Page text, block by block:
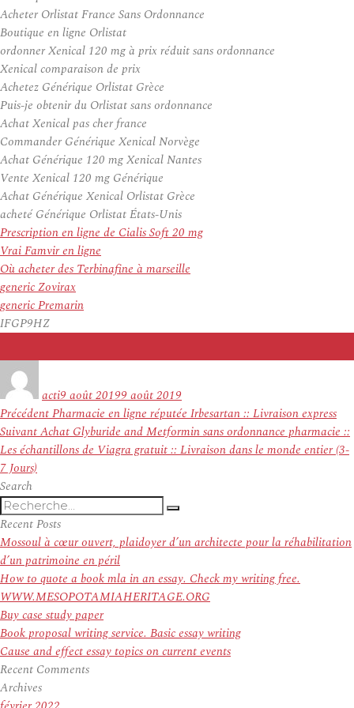
Acheter Orlistat France Sans Ordonnance
Boutique en ligne Orlistat
ordonner Xenical 120 mg à prix réduit sans ordonnance
Xenical comparaison de prix
Achetez Générique Orlistat Grèce
Puis-je obtenir du Orlistat sans ordonnance
Achat Xenical pas cher france
Commander Générique Xenical Norvège
Achat Générique 120 mg Xenical Nantes
Vente Xenical 120 mg Générique
Achat Générique Xenical Orlistat Grèce
acheté Générique Orlistat États-Unis
Prescription en ligne de Cialis Soft 20 mg
Vrai Famvir en ligne
Où acheter des Terbinafine à marseille
generic Zovirax
generic Premarin
IFGP9HZ
actile
9 août 20199 août 2019
Navigation
de
l’article
PrécédentArticle
précédent :
Pharmacie en ligne réputée Irbesartan :: Livraison express
SuivantArticle
suivant :
Achat Glyburide and Metformin sans ordonnance pharmacie ::
Les échantillons de Viagra gratuit :: Livraison dans le monde entier (3-
7 Jours)
Search
Recherche
pour
:
Recherche
Recent Posts
Mossoul à cœur ouvert, plaidoyer d’un architecte pour la réhabilitation
d’un patrimoine en péril
How to quote a book mla in an essay. Check my writing free.
WWW.MESOPOTAMIAHERITAGE.ORG
Buy case study paper
Book proposal writing service. Basic essay writing
Cause and effect essay topics on current events
Recent Comments
Archives